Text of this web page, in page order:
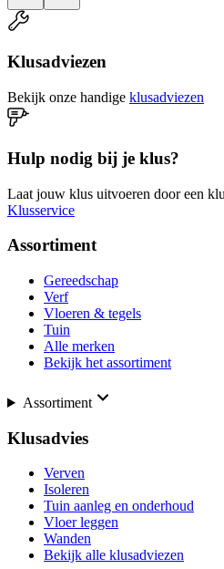
Klusadviezen
Bekijk onze handige klusadviezen
Hulp nodig bij je klus?
Laat jouw klus uitvoeren door een
Klusservice
Assortiment
Gereedschap
Verf
Vloeren & tegels
Tuin
Alle merken
Bekijk het assortiment
Assortiment
Klusadvies
Verven
Isoleren
Tuin aanleg en onderhoud
Vloer leggen
Wanden
Bekijk alle klusadviezen